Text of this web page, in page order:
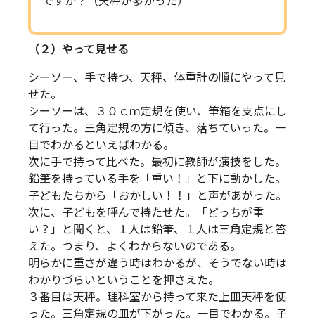
（２）やって見せる
シーソー、手で持つ、天秤、体重計の順にやって見
せた。
シーソーは、３０ｃｍ定規を使い、筆箱を支点にし
て行った。三角定規の方に傾き、落ちていった。一
目でわかるといえばわかる。
次に手で持って比べた。最初に教師が演技をした。
鉛筆を持っている手を「重い！」と下に動かした。
子どもたちから「おかしい！！」と声があがった。
次に、子どもを呼んで持たせた。「どっちが重
い？」と聞くと、１人は鉛筆、１人は三角定規と答
えた。つまり、よくわからないのである。
明らかに重さが違う時はわかるが、そうでない時は
わかりづらいということを押さえた。
３番目は天秤。理科室から持って来た上皿天秤を使
った。三角定規の皿が下がった。一目でわかる。子